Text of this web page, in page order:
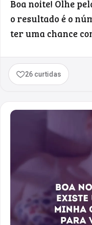
Boa noite! Olhe
o resultado é o
ter uma chance
26 curtidas